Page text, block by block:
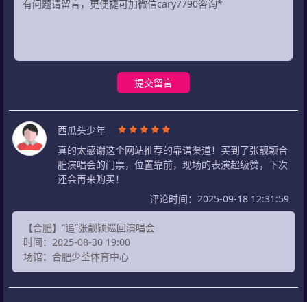
提交留言
西瓜头少年
真的太感谢这个网站推荐的靠谱渠道！买到了张靓颖合
肥演唱会的门票，位置靠前，现场的表演超级赞，下次
还会再来购买！
评论时间：2025-09-18 12:31:59
【合肥】“追”张靓颖巡回演唱会
时间：2025-08-30 19:00
场馆：合肥少荃体育中心